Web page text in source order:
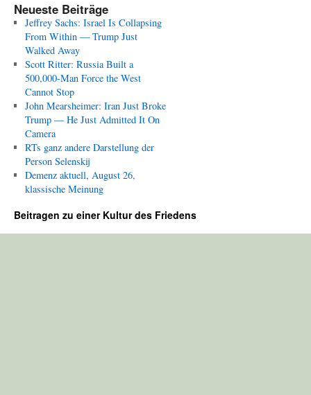
Neueste Beiträge
Jeffrey Sachs: Israel Is Collapsing
From Within — Trump Just
Walked Away
Scott Ritter: Russia Built a
500,000-Man Force the West
Cannot Stop
John Mearsheimer: Iran Just Broke
Trump — He Just Admitted It On
Camera
RTs ganz andere Darstellung der
Person Selenskij
Demenz aktuell, August 26,
klassische Meinung
Beitragen zu einer Kultur des Friedens